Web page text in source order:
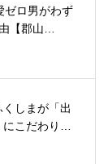
ゼロ男がわず
【郡山…
くしまが「出
にこだわり…